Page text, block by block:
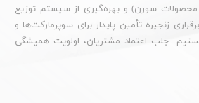
محصولات سورن) و بهره‌گیری از سیستم توزیع
زنجیره تأمین پایدار برای سوپرمارکت‌ها و
جلب اعتماد مشتریان، اولویت همیشگی